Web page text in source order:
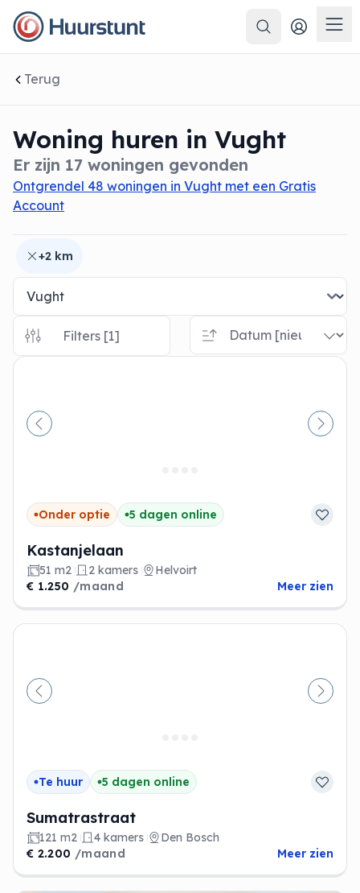
Zoeken
Terug
Woning huren in Vught
Er zijn 17 woningen gevonden
Ontgrendel 48 woningen in Vught met een Gratis
Account
sluiten
+2 km
Filters [1]
Vorige
Onder optie 5 dagen online
Kastanjelaan
51 m2 2 kamers
Helvoirt
€ 1.250 /maand Meer zien
Vorige
Te huur 5 dagen online
Sumatrastraat
121 m2 4 kamers
Den Bosch
€ 2.200 /maand Meer zien